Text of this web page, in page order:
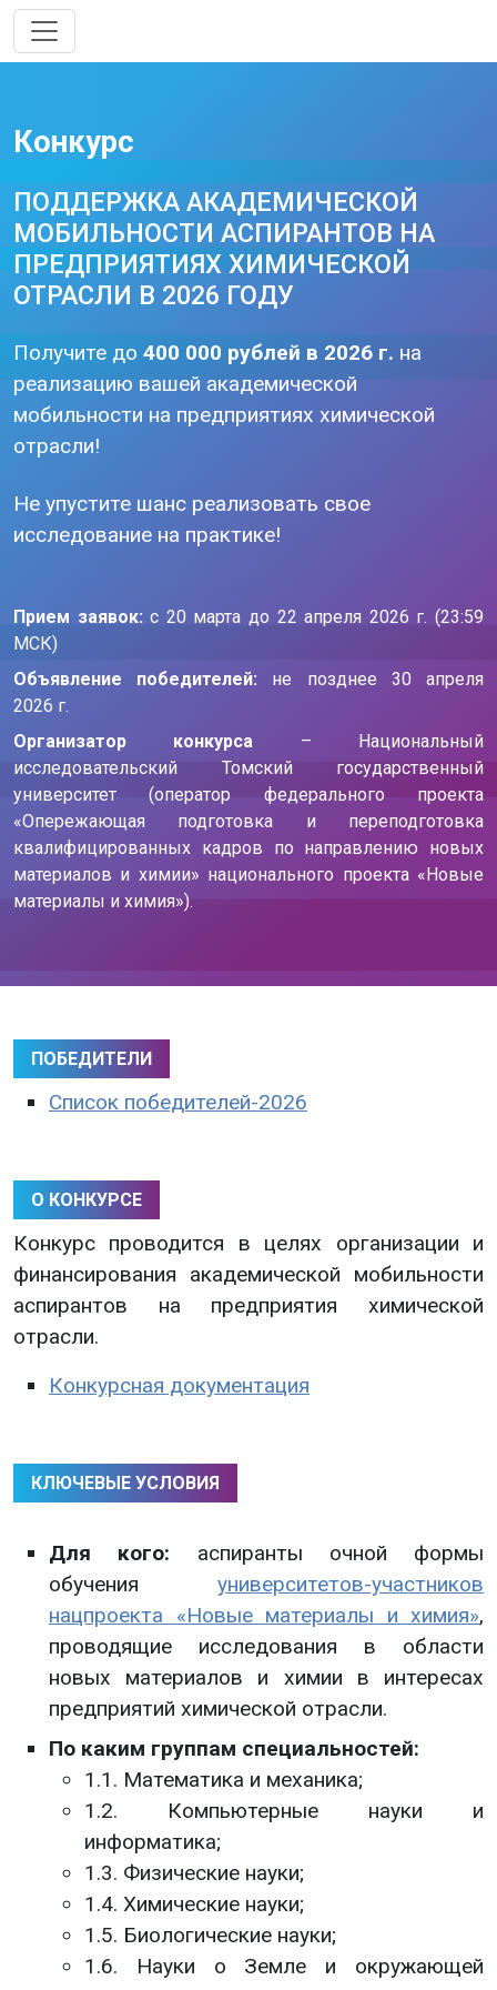
Конкурс
ПОДДЕРЖКА АКАДЕМИЧЕСКОЙ
МОБИЛЬНОСТИ АСПИРАНТОВ НА
ПРЕДПРИЯТИЯХ ХИМИЧЕСКОЙ
ОТРАСЛИ В 2026 ГОДУ
Получите до 400 000 рублей в 2026 г. на
реализацию вашей академической
мобильности на предприятиях химической
отрасли!
Не упустите шанс реализовать свое
исследование на практике!
Прием заявок: с 20 марта до 22 апреля 2026 г. (23:59
МСК)
Объявление победителей: не позднее 30 апреля
2026 г.
Организатор конкурса – Национальный
исследовательский Томский государственный
университет (оператор федерального проекта
«Опережающая подготовка и переподготовка
квалифицированных кадров по направлению новых
материалов и химии» национального проекта «Новые
материалы и химия»).
ПОБЕДИТЕЛИ
Список победителей-2026
О КОНКУРСЕ
Конкурс проводится в целях организации и
финансирования академической мобильности
аспирантов на предприятия химической
отрасли.
Конкурсная документация
КЛЮЧЕВЫЕ УСЛОВИЯ
Для кого: аспиранты очной формы
обучения университетов-участников
нацпроекта «Новые материалы и химия»,
проводящие исследования в области
новых материалов и химии в интересах
предприятий химической отрасли.
По каким группам специальностей:
1.1. Математика и механика;
1.2. Компьютерные науки и
информатика;
1.3. Физические науки;
1.4. Химические науки;
1.5. Биологические науки;
1.6. Науки о Земле и окружающей